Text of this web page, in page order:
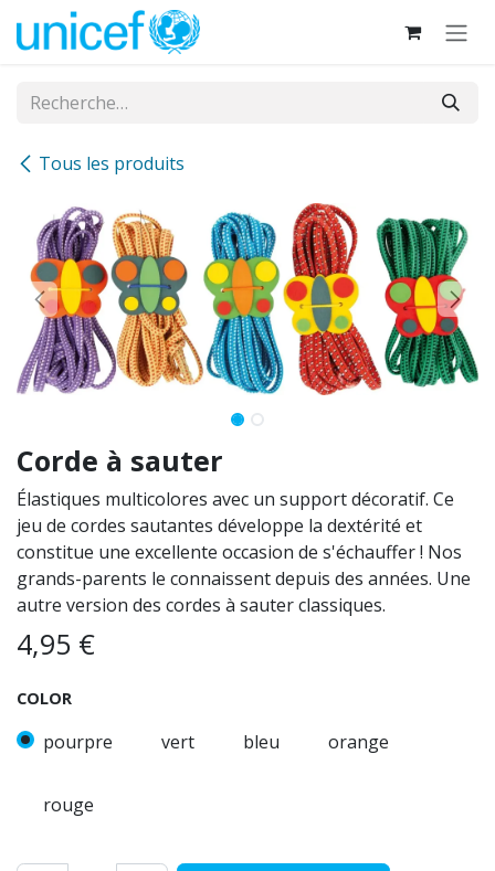
Se rendre au contenu
Tous les produits
Corde à sauter
Élastiques multicolores avec un support décoratif. Ce
jeu de cordes sautantes développe la dextérité et
constitue une excellente occasion de s'échauffer ! Nos
grands-parents le connaissent depuis des années. Une
autre version des cordes à sauter classiques.
4,95 €
COLOR
pourpre vert bleu orange
rouge